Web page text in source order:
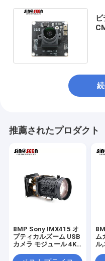
推薦されたプロダクト
8MP Sony IMX415 オ
プティカルズーム USB
カメラ モジュール 4K
ム
ル
ソ